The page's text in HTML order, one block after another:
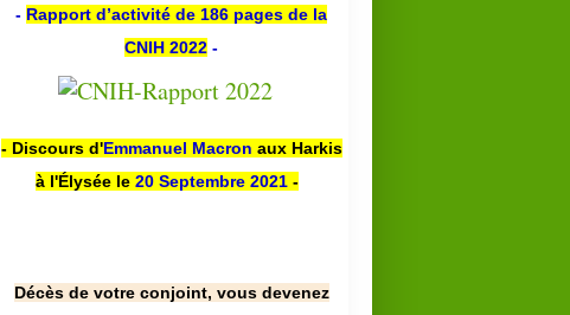
- Rapport d’activité de 186 pages de la
CNIH 2022 -
- Discours d'Emmanuel Macron aux Harkis
à l'Élysée le 20 Septembre 2021 -
Décès de votre conjoint, vous devenez